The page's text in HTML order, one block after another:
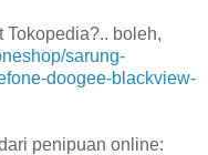
Tokopedia?.. boleh,
sarung-
doogee-blackview-
penipuan online: